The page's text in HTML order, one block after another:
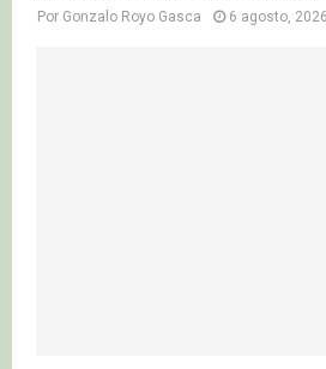
Por Gonzalo Royo Gasca 6 agosto, 2026